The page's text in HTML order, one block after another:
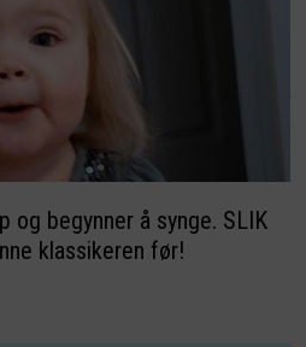
og begynner å synge. SLIK
klassikeren før!